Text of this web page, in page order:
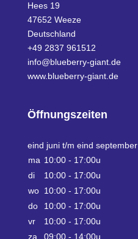
Hees 19
47652 Weeze
Deutschland
+49 2837 961512
info@blueberry-giant.de
www.blueberry-giant.de
Öffnungszeiten
eind juni t/m eind september
ma 10:00 - 17:00u
di
10:00 - 17:00u
wo 10:00 - 17:00u
do
10:00 - 17:00u
vr
10:00 - 17:00u
za
09:00 - 14:00u